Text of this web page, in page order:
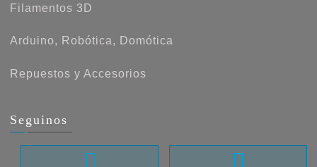
Filamentos 3D
Arduino, Robótica, Domótica
Repuestos y Accesorios
Seguinos